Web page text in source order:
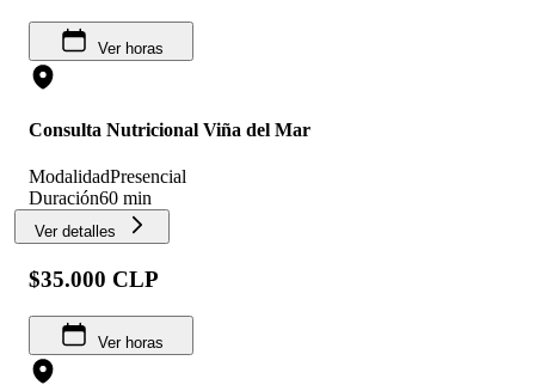
Ver horas
Consulta Nutricional Viña del Mar
ModalidadPresencial
Duración60 min
Ver detalles
$35.000 CLP
Ver horas